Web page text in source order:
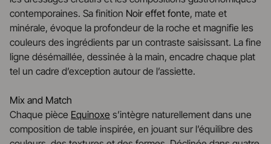
contemporaines. Sa finition Noir effet fonte, mate et
minérale, évoque la profondeur de la roche et magnifie les
couleurs des ingrédients par un contraste saisissant. La fine
ligne désémaillée, dessinée à la main, encadre chaque plat
tel un cadre d’exception autour de l’assiette.
Mix and Match
Chaque pièce Equinoxe s’intègre naturellement dans une
composition de table inspirée, en jouant sur l’équilibre des